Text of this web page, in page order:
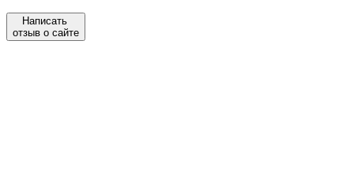
Написать
отзыв о сайте